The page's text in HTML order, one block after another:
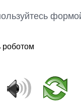
роботом